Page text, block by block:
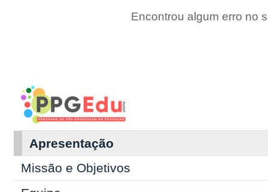
Encontrou algum erro no
Apresentação
Missão e Objetivos